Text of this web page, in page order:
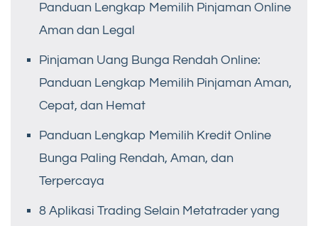
Panduan Lengkap Memilih Pinjaman Online
Aman dan Legal
Pinjaman Uang Bunga Rendah Online:
Panduan Lengkap Memilih Pinjaman Aman,
Cepat, dan Hemat
Panduan Lengkap Memilih Kredit Online
Bunga Paling Rendah, Aman, dan
Terpercaya
8 Aplikasi Trading Selain Metatrader yang